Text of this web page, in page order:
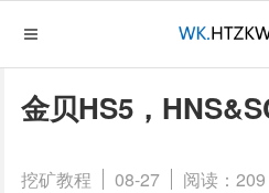
金贝HS5，
挖矿教程 08-27 阅读：209